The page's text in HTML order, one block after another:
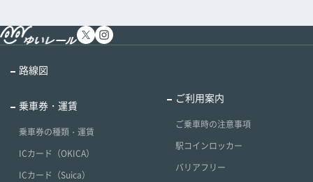
路線図
乗車券・運賃
乗車券の種類・運賃
ICカード（OKICA）
ICカード（Suica）
ご利用案内
ご乗車時の注意事項
駅コインロッカー
バリアフリー